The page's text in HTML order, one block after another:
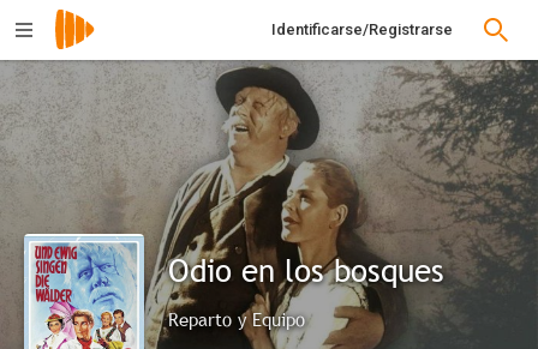
Identificarse/Registrarse
Odio en los bosques
Reparto y Equipo